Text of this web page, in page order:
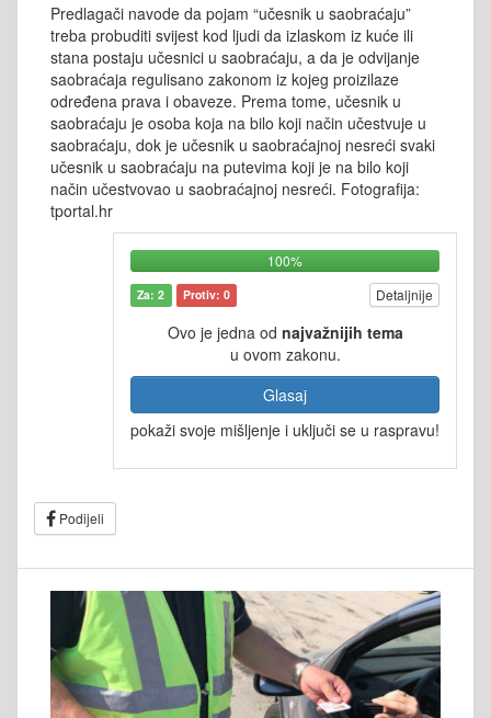
Predlagači navode da pojam “učesnik u saobraćaju”
treba probuditi svijest kod ljudi da izlaskom iz kuće ili
stana postaju učesnici u saobraćaju, a da je odvijanje
saobraćaja regulisano zakonom iz kojeg proizilaze
određena prava i obaveze. Prema tome, učesnik u
saobraćaju je osoba koja na bilo koji način učestvuje u
saobraćaju, dok je učesnik u saobraćajnoj nesreći svaki
učesnik u saobraćaju na putevima koji je na bilo koji
način učestvovao u saobraćajnoj nesreći. Fotografija:
tportal.hr
100%
Za: 2 Protiv: 0 Detaljnije
Ovo je jedna od najvažnijih tema
u ovom zakonu.
Glasaj
pokaži svoje mišljenje i uključi se u raspravu!
Podijeli